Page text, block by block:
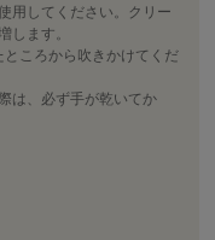
用してください。クリー
します。
ころから吹きかけてくだ
は、必ず手が乾いてか